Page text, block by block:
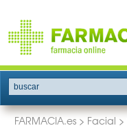
buscar
FARMACIA.es > Facial >